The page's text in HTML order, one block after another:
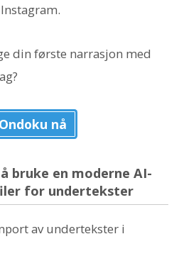
din første narrasjon med
nå
bruke en moderne AI-
for undertekster
av undertekster i